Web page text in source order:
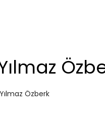
Özberk